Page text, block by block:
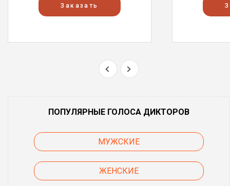
Заказать
ПОПУЛЯРНЫЕ ГОЛОСА ДИКТОРОВ
МУЖСКИЕ
ЖЕНСКИЕ